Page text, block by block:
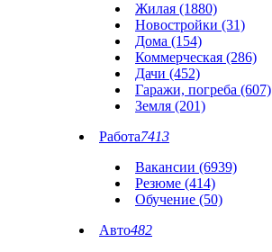
Жилая (1880)
Новостройки (31)
Дома (154)
Коммерческая (286)
Дачи (452)
Гаражи, погреба (607)
Земля (201)
Работа7413
Вакансии (6939)
Резюме (414)
Обучение (50)
Авто482